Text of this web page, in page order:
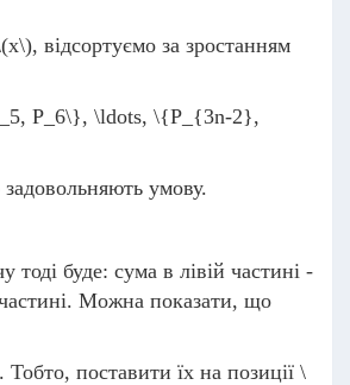
, відсортуємо за зростанням
P_6\}, \ldots, \{P_{3n-2},
умову.
тоді буде: сума в лівій частині -
Можна показати, що
Тобто, поставити їх на позиції \